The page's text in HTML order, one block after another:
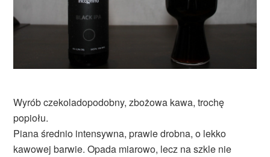
Wyrób czekoladopodobny, zbożowa kawa, trochę
popiołu.
Piana średnio intensywna, prawie drobna, o lekko
kawowej barwie. Opada miarowo, lecz na szkle nie